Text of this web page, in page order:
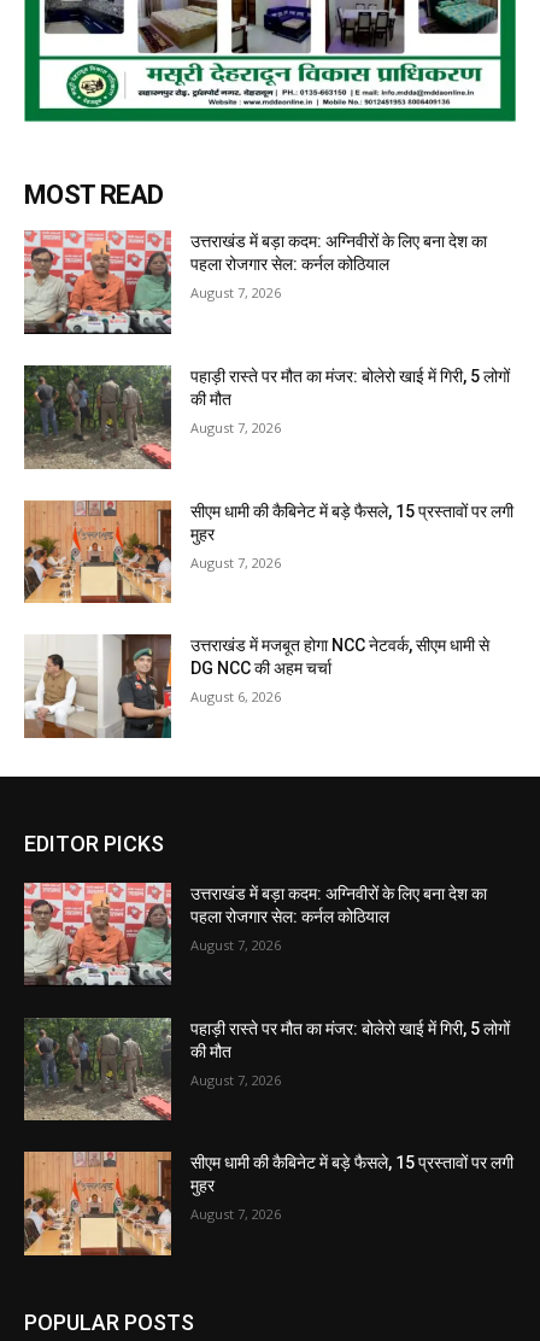
MOST READ
उत्तराखंड में बड़ा कदम: अग्निवीरों के लिए बना देश का
पहला रोजगार सेल: कर्नल कोठियाल
August 7, 2026
पहाड़ी रास्ते पर मौत का मंजर: बोलेरो खाई में गिरी, 5 लोगों
की मौत
August 7, 2026
सीएम धामी की कैबिनेट में बड़े फैसले, 15 प्रस्तावों पर लगी
मुहर
August 7, 2026
उत्तराखंड में मजबूत होगा NCC नेटवर्क, सीएम धामी से
DG NCC की अहम चर्चा
August 6, 2026
EDITOR PICKS
उत्तराखंड में बड़ा कदम: अग्निवीरों के लिए बना देश का
पहला रोजगार सेल: कर्नल कोठियाल
August 7, 2026
पहाड़ी रास्ते पर मौत का मंजर: बोलेरो खाई में गिरी, 5 लोगों
की मौत
August 7, 2026
सीएम धामी की कैबिनेट में बड़े फैसले, 15 प्रस्तावों पर लगी
मुहर
August 7, 2026
POPULAR POSTS